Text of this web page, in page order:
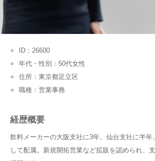
ID：26600
年代・性別：50代女性
住所：東京都足立区
職種：営業事務
経歴概要
飲料メーカーの大阪支社に3年、仙台支社に半年
して配属。新規開拓営業など拡販を認められ、